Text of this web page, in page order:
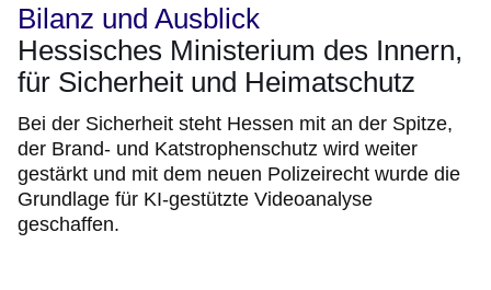
Bilanz und Ausblick
Hessisches Ministerium des Innern,
für Sicherheit und Heimatschutz
Bei der Sicherheit steht Hessen mit an der Spitze,
der Brand- und Katstrophenschutz wird weiter
gestärkt und mit dem neuen Polizeirecht wurde die
Grundlage für KI-gestützte Videoanalyse
geschaffen.